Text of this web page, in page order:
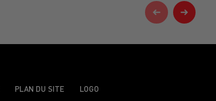
PLAN DU SITE LOGO